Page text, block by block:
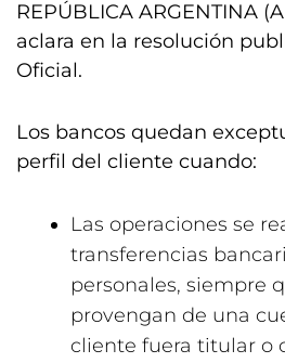
REPÚBLICA ARGENTINA
aclara en la resolución
Oficial.
Los bancos quedan
perfil del cliente cuando:
Las operaciones se
transferencias
personales, siempre
provengan de una
cliente fuera titular o